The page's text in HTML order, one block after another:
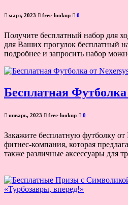
март, 2023 free-lookup 0
Получите бесплатный набор для
для Ваших прогулок бесплатный
подробнее и запросить набор
Бесплатная Футболка
январь, 2023 free-lookup 0
Закажите бесплатную футболку
фитнес-компания, которая
также различные аксессуары для